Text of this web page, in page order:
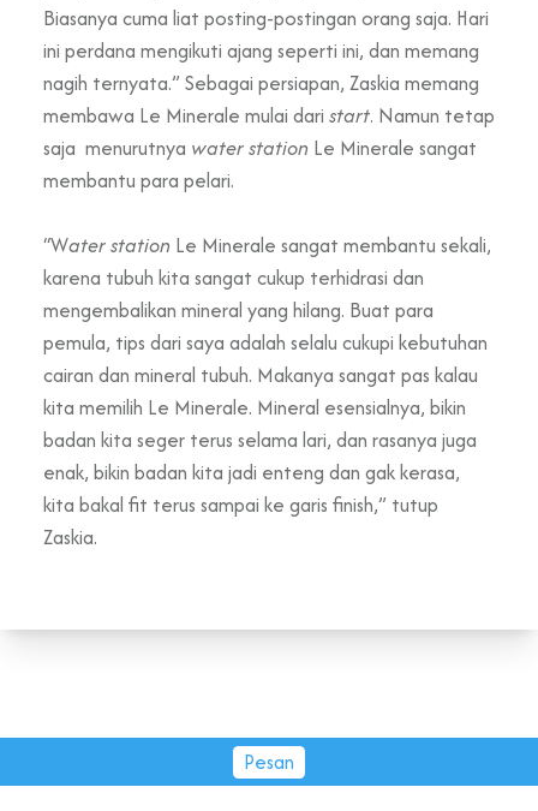
Biasanya cuma liat posting-postingan orang saja. Hari
ini perdana mengikuti ajang seperti ini, dan memang
nagih ternyata.” Sebagai persiapan, Zaskia memang
membawa Le Minerale mulai dari start. Namun tetap
saja menurutnya water station Le Minerale sangat
membantu para pelari.
“Water station Le Minerale sangat membantu sekali,
karena tubuh kita sangat cukup terhidrasi dan
mengembalikan mineral yang hilang. Buat para
pemula, tips dari saya adalah selalu cukupi kebutuhan
cairan dan mineral tubuh. Makanya sangat pas kalau
kita memilih Le Minerale. Mineral esensialnya, bikin
badan kita seger terus selama lari, dan rasanya juga
enak, bikin badan kita jadi enteng dan gak kerasa,
kita bakal fit terus sampai ke garis finish,” tutup
Zaskia.
Pesan